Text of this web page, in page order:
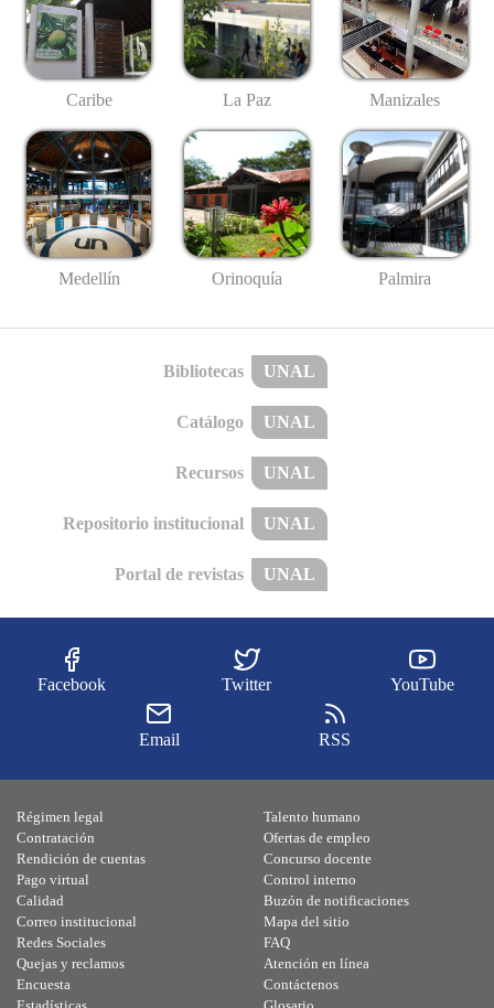
Caribe La Paz Manizales
Medellín Orinoquía Palmira
Bibliotecas UNAL
Catálogo UNAL
Recursos UNAL
Repositorio institucional UNAL
Portal de revistas UNAL
Facebook Twitter YouTube
Email RSS
Régimen legal
Contratación
Rendición de cuentas
Pago virtual
Calidad
Talento humano
Ofertas de empleo
Concurso docente
Control interno
Buzón de notificaciones
Correo institucional
Redes Sociales
Quejas y reclamos
Encuesta
Mapa del sitio
FAQ
Atención en línea
Contáctenos